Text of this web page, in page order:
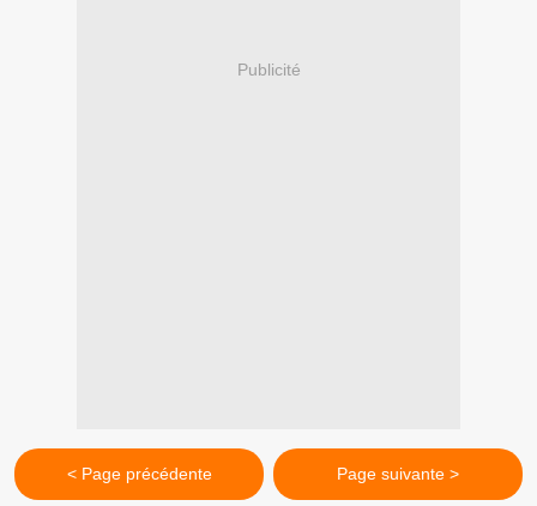
Publicité
< Page précédente Page suivante >